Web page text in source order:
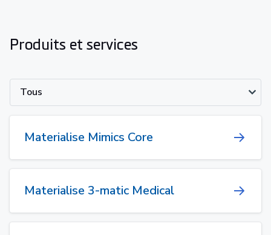
Produits et services
Tous
Materialise Mimics Core
Materialise 3-matic Medical